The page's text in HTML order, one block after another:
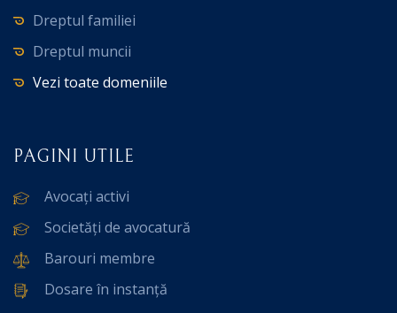
Dreptul familiei
Dreptul muncii
Vezi toate domeniile
PAGINI UTILE
Avocați activi
Societăți de avocatură
Barouri membre
Dosare în instanță